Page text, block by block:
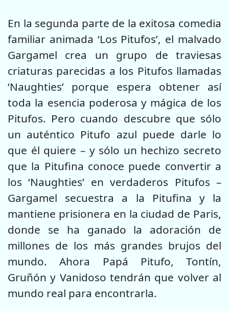
En la segunda parte de la exitosa comedia
familiar animada ‘Los Pitufos’, el malvado
Gargamel crea un grupo de traviesas
criaturas parecidas a los Pitufos llamadas
‘Naughties’ porque espera obtener así
toda la esencia poderosa y mágica de los
Pitufos. Pero cuando descubre que sólo
un auténtico Pitufo azul puede darle lo
que él quiere – y sólo un hechizo secreto
que la Pitufina conoce puede convertir a
los ‘Naughties’ en verdaderos Pitufos –
Gargamel secuestra a la Pitufina y la
mantiene prisionera en la ciudad de Paris,
donde se ha ganado la adoración de
millones de los más grandes brujos del
mundo. Ahora Papá Pitufo, Tontín,
Gruñón y Vanidoso tendrán que volver al
mundo real para encontrarla.